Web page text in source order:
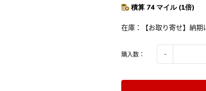
積算 74 マイル (1倍)
在庫 【お取り寄せ】納
購入数：